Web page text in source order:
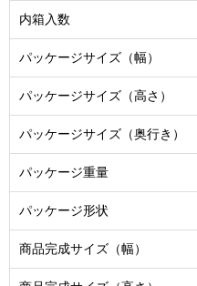
内箱入数
パッケージサイズ（幅）
パッケージサイズ（高さ）
パッケージサイズ（奥行き）
パッケージ重量
パッケージ形状
商品完成サイズ（幅）